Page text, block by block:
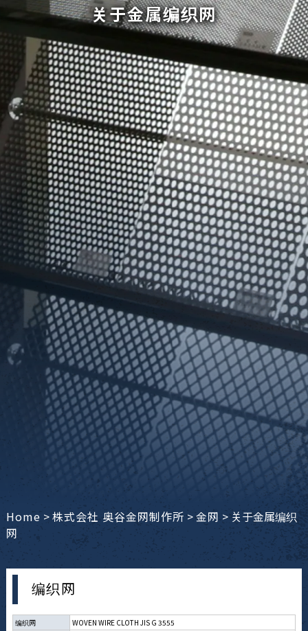
关于金属编织网
Home >株式会社 奥谷金网制作所 >金网 > 关于金属编织
网
编织网
编织网
WOVEN WIRE CLOTH JIS G 3555